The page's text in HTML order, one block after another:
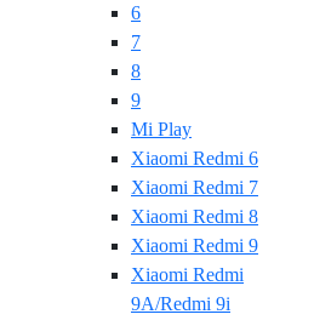
6
7
8
9
Mi Play
Xiaomi Redmi 6
Xiaomi Redmi 7
Xiaomi Redmi 8
Xiaomi Redmi 9
Xiaomi Redmi
9A/Redmi 9i